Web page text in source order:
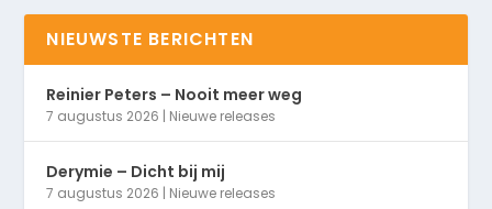
NIEUWSTE BERICHTEN
Reinier Peters – Nooit meer weg
7 augustus 2026 | Nieuwe releases
Derymie – Dicht bij mij
7 augustus 2026 | Nieuwe releases